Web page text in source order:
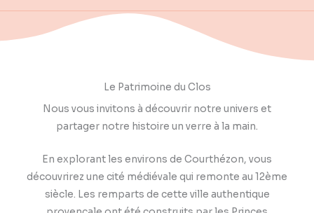
Le Patrimoine du Clos
Nous vous invitons à découvrir notre univers et
partager notre histoire un verre à la main.
En explorant les environs de Courthézon, vous
découvrirez une cité médiévale qui remonte au 12ème
siècle. Les remparts de cette ville authentique